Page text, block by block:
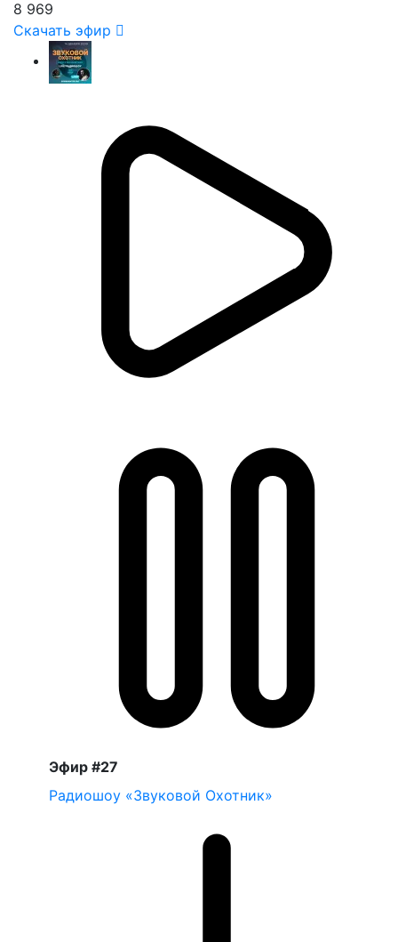
8 969
Скачать эфир
Эфир #27
Радиошоу «Звуковой Охотник»